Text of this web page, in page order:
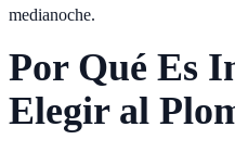
medianoche.
Por Qué Es
Elegir al